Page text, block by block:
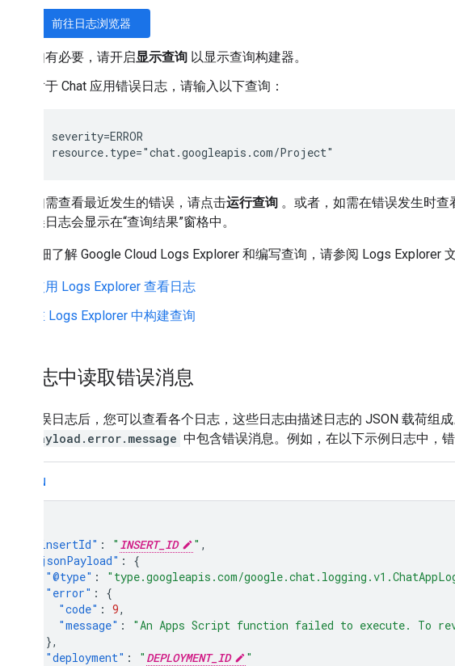
前往日志浏览器
如有必要，请开启显示查询 以显示查询构建器。
对于 Chat 应用错误日志，请输入以下查询：
severity=ERROR
如需查看最近发生的错误，请点击运行查询 。或者，如需在错误发生时查
误日志会显示在“查询结果”窗格中。
如需详细了解 Google Cloud Logs Explorer 和编写查询，请参阅 Logs Explorer
使用 Logs Explorer 查看日志
在 Logs Explorer 中构建查询
从日志中读取错误消息
查询错误日志后，您可以查看各个日志，这些日志由描述日志的 JSON 载荷组
jsonPayload.error.message 中包含错误消息。例如，在以下示例日志中，
JSON
"insertId" : " INSERT_ID " ,
"jsonPayload" :
{
"@type" : "type.googleapis.com/
"error" :
{
"code" : 9,
"message" :
"An Apps Script function failed to execute. To
},
"deployment" : " DEPLOYMENT_ID
"